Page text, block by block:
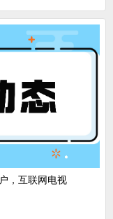
，互联网电视